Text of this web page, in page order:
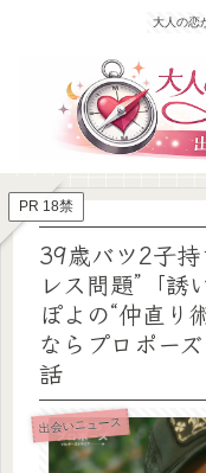
大人の恋
PR 18禁
39歳バツ2子持
レス問題”「
ぽよの“仲直り
ならプロポー
話
出会いニュース